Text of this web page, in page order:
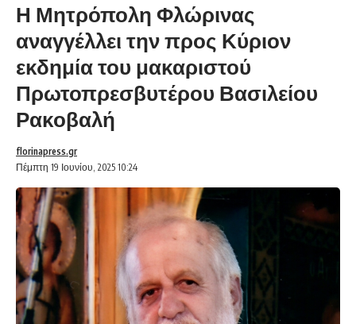
Η Μητρόπολη Φλώρινας
αναγγέλλει την προς Κύριον
εκδημία του μακαριστού
Πρωτοπρεσβυτέρου Βασιλείου
Ρακοβαλή
Πέμπτη 19 Ιουνίου, 2025 10:24
florinapress.gr